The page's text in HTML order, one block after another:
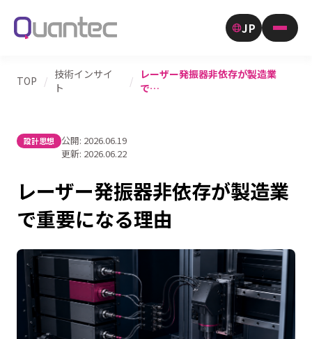
JP
TOP / 技術インサイ
ト
/
レーザー発振器非依存が製造業
で…
設計思想 公開: 2026.06.19
更新: 2026.06.22
レーザー発振器非依存が製造業
で重要になる理由